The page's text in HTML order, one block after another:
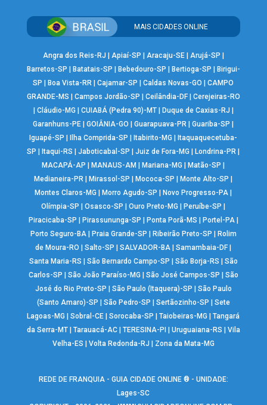
MAIS CIDADES ONLINE
Angra dos Reis-RJ Apiaí-SP Aracaju-SE| Arujá-SP
Barretos-SP
Batatais-SP Bebedouro-SP Bertioga-SP
Birigui-
SP
Boa Vista-RR |Cajamar-SP |Caldas Novas-GO |CAMPO
GRANDE-MS
Campos Jordão-SP Ceilândia-DF| Cerejeiras-RO
Cláudio-MG CUIABÁ (Pedra 90)-MT| Duque de Caxias-RJ
Garanhuns-PE |GOIÂNIA-GO |Guarapuava-PR |Guariba-SP
Iguapé-SP
Ilha Comprida-SP Itabirito-MG
Itaquaquecetuba-
SP
Itaqui-RS |Jaboticabal-SP |Juiz de Fora-MG Londrina-PR
MACAPÁ-AP
MANAUS-AM Mariana-MG Matão-SP
Medianeira-PR
Mirassol-SP Mococa-SP Monte Alto-SP
Montes Claros-MG
Morro Agudo-SP Novo Progresso-PA
Olímpia-SP
|Osasco-SP |Ouro Preto-MG Peruíbe-SP
Piracicaba-SP
Pirassununga-SP Ponta Porã-MS Portel-PA|
Porto Seguro-BA| Praia Grande-SP Ribeirão Preto-SP
Rolim
de Moura-RO
|Salto-SP |SALVADOR-BA |Samambaia-DF
Santa Maria-RS
São Bernardo Campo-SP São Borja-RS
São
Carlos-SP
São João Paraíso-MG São José Campos-SP
São
José do Rio Preto-SP
São Paulo (Itaquera)-SP
São Paulo
(Santo Amaro)-SP
São Pedro-SP Sertãozinho-SP
Sete
Lagoas-MG
|Sobral-CE |Sorocaba-SP |Taiobeiras-MG |Tangará
da Serra-MT| Tarauacá-AC| TERESINA-PI Uruguaiana-RS
Vila
Velha-ES
Volta Redonda-RJ Zona da Mata-MG
REDE DE FRANQUIA - GUIA CIDADE ONLINE ® - UNIDADE:
Lages-SC